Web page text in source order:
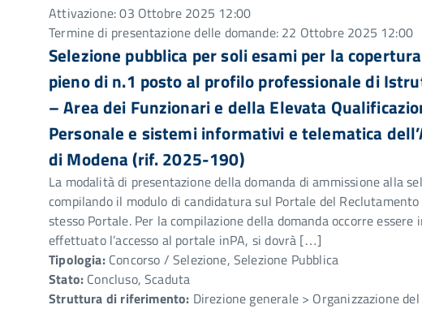
Attivazione: 03 Ottobre 2025 12:00
Termine di presentazione delle domande: 22 Ottobre 2025 12:00
Selezione pubblica per soli esami per la
pieno di n.1 posto al profilo professionale di
– Area dei Funzionari e della Elevata
Personale e sistemi informativi e telematica
di Modena (rif. 2025-190)
La modalità di presentazione della domanda di ammissione alla
compilando il modulo di candidatura sul Portale del
stesso Portale. Per la compilazione della domanda occorre essere
effettuato l’accesso al portale inPA, si dovrà […]
Tipologia:Concorso / Selezione, Selezione Pubblica
Stato: Concluso, Scaduta
Struttura di riferimento: Direzione generale > Organizzazione